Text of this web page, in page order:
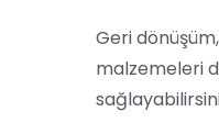
Geri
malzemeleri